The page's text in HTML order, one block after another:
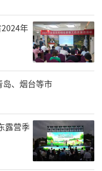
年
岛、烟台等市
露营季